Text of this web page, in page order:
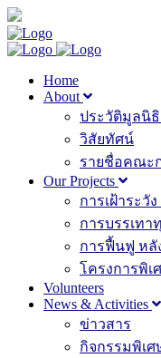
Home
About
ประวัติมูลนิธิ
วิสัยทัศน์
รายชื่อคณะ
Our Projects
การเฝ้าระวั
การบรรเทา
การฟื้นฟู หลั
โครงการพิเ
Volunteers
News & Activities
ข่าวสาร
กิจกรรมพิเศ